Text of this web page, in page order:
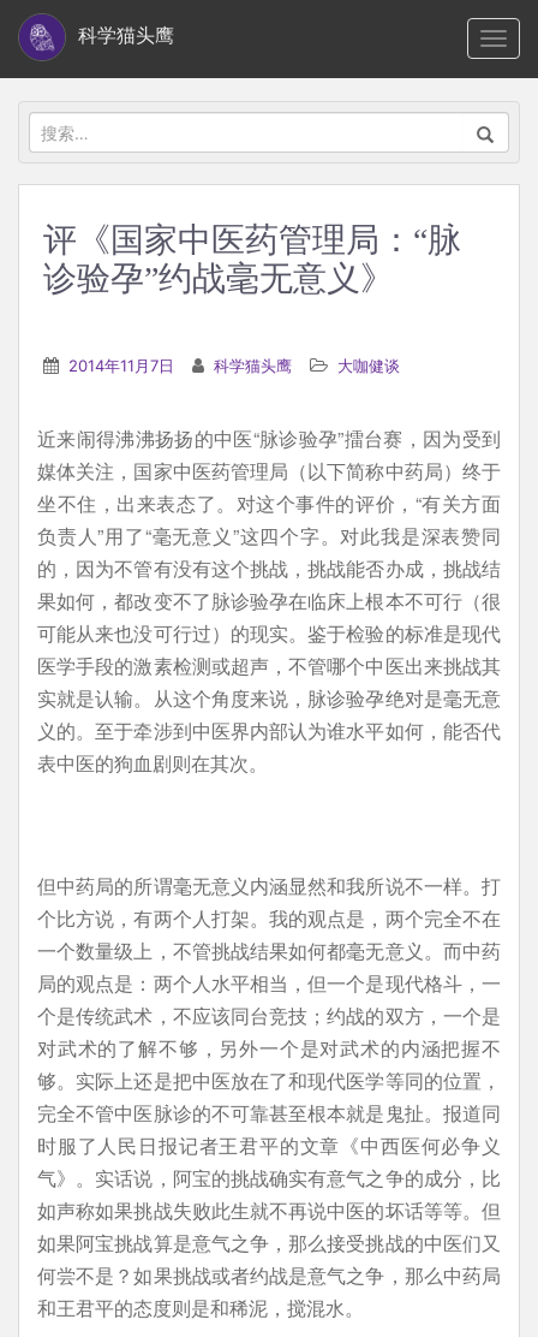
i
科学猫头鹰
搜
索：
评《国家中医药管理局：“脉
诊验孕”约战毫无意义》
2014年11月7日 科学猫头鹰 大咖健谈
近来闹得沸沸扬扬的中医“脉诊验孕”擂台赛，因为受到
媒体关注，国家中医药管理局（以下简称中药局）终于
坐不住，出来表态了。对这个事件的评价，“有关方面
负责人”用了“毫无意义”这四个字。对此我是深表赞同
的，因为不管有没有这个挑战，挑战能否办成，挑战结
果如何，都改变不了脉诊验孕在临床上根本不可行（很
可能从来也没可行过）的现实。鉴于检验的标准是现代
医学手段的激素检测或超声，不管哪个中医出来挑战其
实就是认输。从这个角度来说，脉诊验孕绝对是毫无意
义的。至于牵涉到中医界内部认为谁水平如何，能否代
表中医的狗血剧则在其次。
但中药局的所谓毫无意义内涵显然和我所说不一样。打
个比方说，有两个人打架。我的观点是，两个完全不在
一个数量级上，不管挑战结果如何都毫无意义。而中药
局的观点是：两个人水平相当，但一个是现代格斗，一
个是传统武术，不应该同台竞技；约战的双方，一个是
对武术的了解不够，另外一个是对武术的内涵把握不
够。实际上还是把中医放在了和现代医学等同的位置，
完全不管中医脉诊的不可靠甚至根本就是鬼扯。报道同
时服了人民日报记者王君平的文章《中西医何必争义
气》。实话说，阿宝的挑战确实有意气之争的成分，比
如声称如果挑战失败此生就不再说中医的坏话等等。但
如果阿宝挑战算是意气之争，那么接受挑战的中医们又
何尝不是？如果挑战或者约战是意气之争，那么中药局
和王君平的态度则是和稀泥，搅混水。